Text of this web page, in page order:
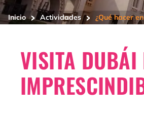
Inicio > Actividades > ¿Qué hacer
VISITA DUBÁI